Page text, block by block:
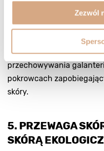
Zezwól
skutecznie ochronić
odbarwieniami produkty
przed pierwszym
pastą lub kremem
przechowywania
pokrowcach
skóry.
5. PRZEWAGA
SKÓRĄ